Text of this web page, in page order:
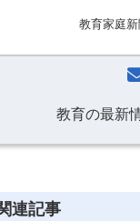
教育家庭
教育の最新
連記事